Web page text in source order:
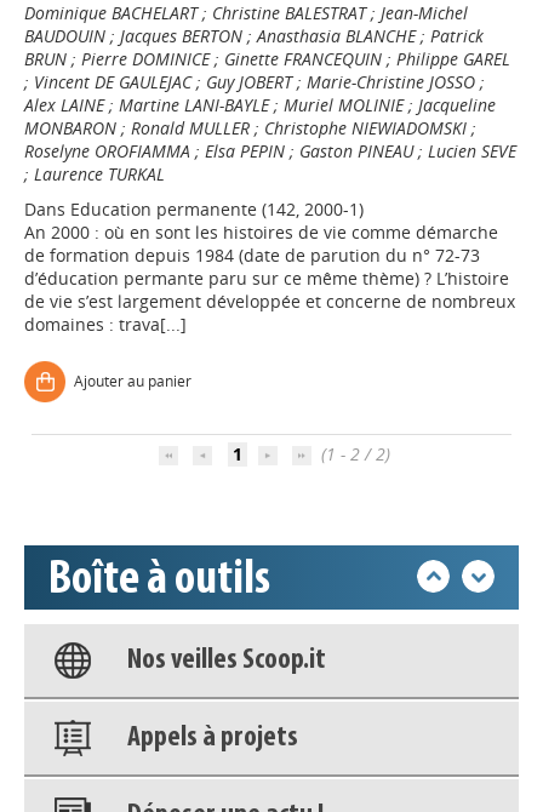
Dominique BACHELART; Christine BALESTRAT; Jean-Michel
BAUDOUIN ; Jacques BERTON ;Anasthasia BLANCHE; Patrick
BRUN ; Pierre DOMINICE; Ginette FRANCEQUIN ; Philippe GAREL
; Vincent DE GAULEJAC; Guy JOBERT; Marie-Christine JOSSO ;
Alex LAINE; Martine LANI-BAYLE; Muriel MOLINIE; Jacqueline
MONBARON ; Ronald MULLER ; Christophe NIEWIADOMSKI ;
Roselyne OROFIAMMA ; Elsa PEPIN ; Gaston PINEAU; Lucien SEVE
; Laurence TURKAL
Dans Education permanente (142, 2000-1)
An 2000 : où en sont les histoires de vie comme démarche
de formation depuis 1984 (date de parution du n° 72-73
d’éducation permante paru sur ce même thème) ? L’histoire
de vie s’est largement développée et concerne de nombreux
domaines : trava[...]
Ajouter au panier
1 (1 - 2 / 2)
Boîte à outils
Appels à projets
Base documentaire
Nos veilles Scoop.it
Appels à projets
Déposer une actu !